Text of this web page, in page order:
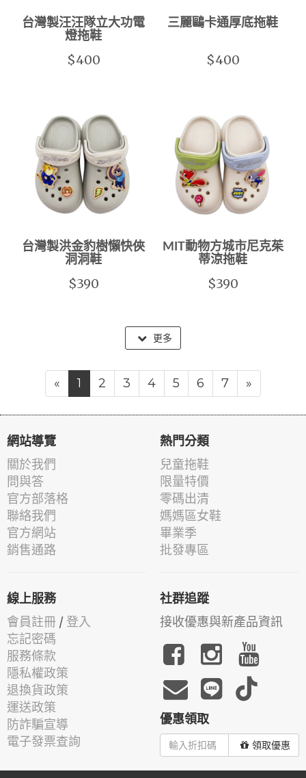
台灣製汪汪隊立大功電
燈拖鞋
$400
三麗鷗卡通厚底拖鞋
$400
台灣製洪金豹樹懶快俠
洞洞鞋
$390
MIT動物方城市尼克茱
蒂涼拖鞋
$390
更多
« 1 2 3 4 5 6 7 »
網站導覽
關於我們
問與答
官方部落格
聯絡我們
官方網站
銷售通路
熱門分類
兒童拖鞋
限量特價
零碼出清
媽媽區女鞋
畢業季
批發專區
線上服務
會員註冊 / 登入
忘記密碼
服務條款
隱私權政策
退換貨政策
運送政策
防詐騙宣導
電子發票查詢
社群追蹤
接收優惠與新產品資訊
優惠領取
領取優惠